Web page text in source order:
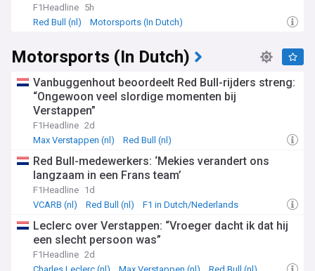
F1Headline 5h
Red Bull (nl)
Motorsports (In Dutch)
Motorsports (In Dutch)
Vanbuggenhout beoordeelt Red Bull-rijders streng:
“Ongewoon veel slordige momenten bij
Verstappen”
F1Headline 2d
Max Verstappen (nl)
Red Bull (nl)
Red Bull-medewerkers: ‘Mekies verandert ons
langzaam in een Frans team’
F1Headline 1d
VCARB (nl)
Red Bull (nl) F1 in Dutch/Nederlands
Leclerc over Verstappen: “Vroeger dacht ik dat hij
een slecht persoon was”
F1Headline 2d